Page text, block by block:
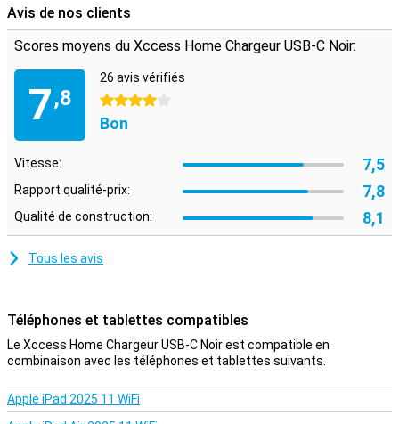
smartphones dotés d'un port USB-C.
Avis de nos clients
Scores moyens du Xccess Home Chargeur USB-C Noir:
7,8
26 avis vérifiés
4 étoiles
Bon
Vitesse: 7,5
Rapport qualité-prix: 7,8
Qualité de construction: 8,1
Tous les avis
Téléphones et tablettes compatibles
Le Xccess Home Chargeur USB-C Noir est compatible en
combinaison avec les téléphones et tablettes suivants.
Apple iPad 2025 11 WiFi